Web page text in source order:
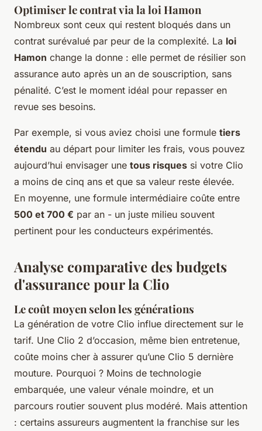
Optimiser le contrat via la loi Hamon
Nombreux sont ceux qui restent bloqués dans un
contrat surévalué par peur de la complexité. La loi
Hamon change la donne : elle permet de résilier son
assurance auto après un an de souscription, sans
pénalité. C’est le moment idéal pour repasser en
revue ses besoins.
Par exemple, si vous aviez choisi une formule tiers
étendu au départ pour limiter les frais, vous pouvez
aujourd’hui envisager une tous risques si votre Clio
a moins de cinq ans et que sa valeur reste élevée.
En moyenne, une formule intermédiaire coûte entre
500 et 700 € par an - un juste milieu souvent
pertinent pour les conducteurs expérimentés.
Analyse comparative des budgets
d'assurance pour la Clio
Le coût moyen selon les générations
La génération de votre Clio influe directement sur le
tarif. Une Clio 2 d’occasion, même bien entretenue,
coûte moins cher à assurer qu’une Clio 5 dernière
mouture. Pourquoi ? Moins de technologie
embarquée, une valeur vénale moindre, et un
parcours routier souvent plus modéré. Mais attention
: certains assureurs augmentent la franchise sur les